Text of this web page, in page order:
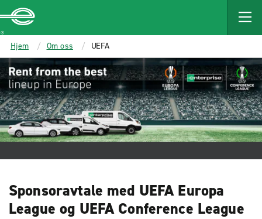
MAIN
CONTENT
Enterprise
Hjem Om oss UEFA
Sponsoravtale med UEFA Europa
League og UEFA Conference League